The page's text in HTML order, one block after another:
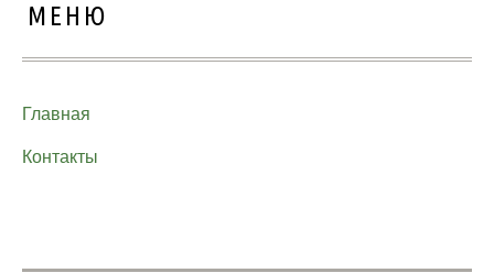
МЕНЮ
Главная
Контакты